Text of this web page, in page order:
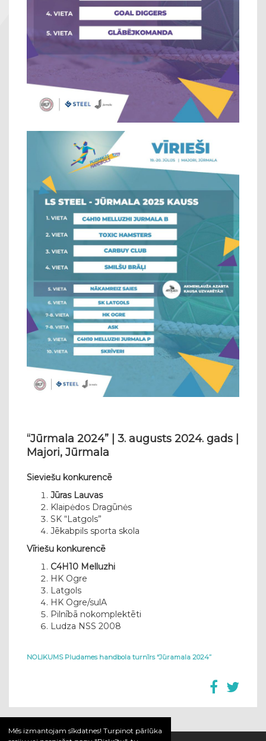
Mēs izmantojam sīkdatnes! Turpinot pārlūka
“Jūrmala 2024” | 3. augusts 2024. gads |
Majori, Jūrmala
Sieviešu konkurencē
Jūras Lauvas
Klaipėdos Dragūnės
SK “Latgols”
Jēkabpils sporta skola
Vīriešu konkurencē
C4H10 Melluzhi
HK Ogre
Latgols
HK Ogre/sulA
Pilnībā nokomplektēti
Ludza NSS 2008
NOLIKUMS Pludames handbola turnīrs “Jūramala 2024”